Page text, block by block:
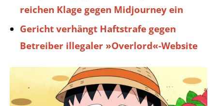
reichen Klage gegen Midjourney ein
Gericht verhängt Haftstrafe gegen
Betreiber illegaler »Overlord«-Website